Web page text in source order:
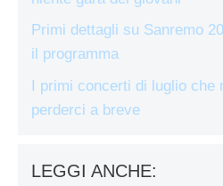
Primi dettagli su Sanremo
il programma
I primi concerti di luglio che
perderci a breve
LEGGI ANCHE: